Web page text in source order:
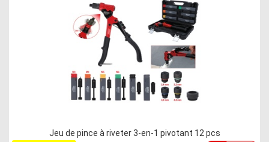
Jeu de pince à riveter 3-en-1 pivotant 12 pcs